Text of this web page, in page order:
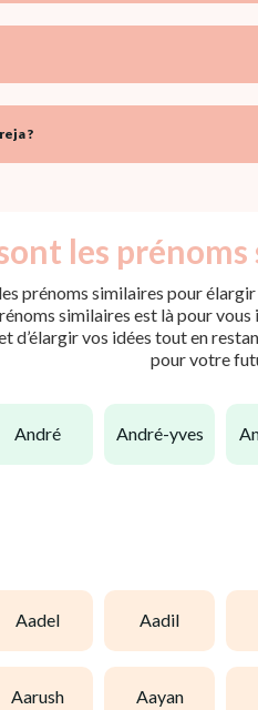
?
les
prénoms similaires pour
similaires est là pour
d’élargir vos idées tout en
pour votre
andré andré-yves
aadel aadil
aarush aayan